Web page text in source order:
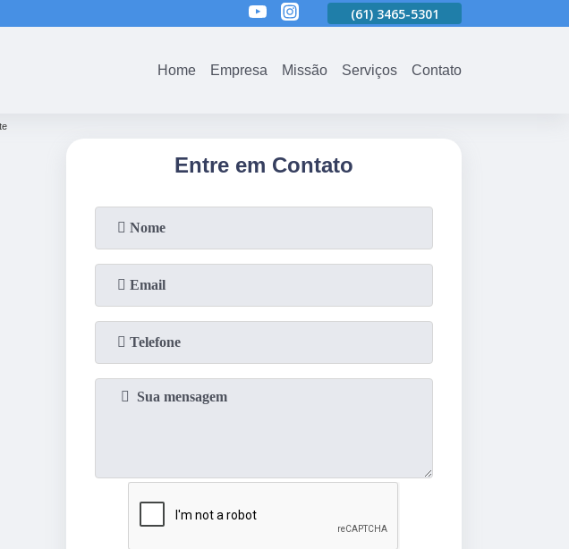
3465-5301 (61) 3465-5301
Home Empresa Missão Serviços Contato
Entre em Contato